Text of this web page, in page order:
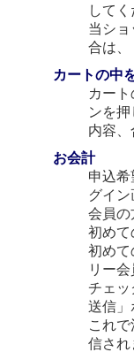
して
当シ
合は、
カートの中
カー
ンを押
内容
お会計
申込
グイン
会員の
初めて
初めて
リー
チェッ
送信」
これ
信され